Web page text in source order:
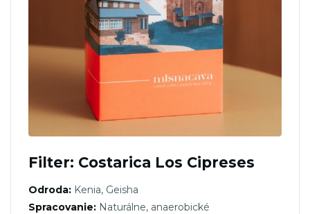
Filter: Costarica Los Cipreses
Odroda: Kenia, Geisha
Spracovanie: Naturálne, anaerobické